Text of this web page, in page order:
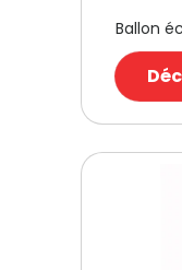
Ballon